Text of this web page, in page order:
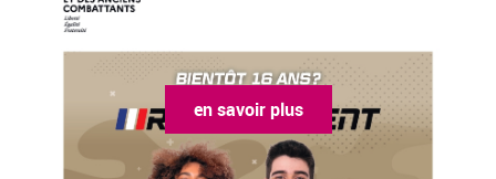
en savoir plus